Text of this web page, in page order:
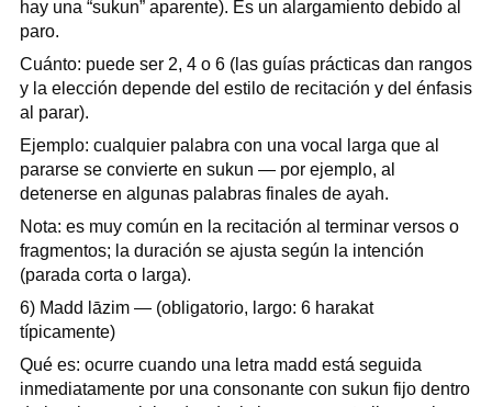
hay una “sukun” aparente). Es un alargamiento debido al
paro.
Cuánto: puede ser 2, 4 o 6 (las guías prácticas dan rangos
y la elección depende del estilo de recitación y del énfasis
al parar).
Ejemplo: cualquier palabra con una vocal larga que al
pararse se convierte en sukun — por ejemplo, al
detenerse en algunas palabras finales de ayah.
Nota: es muy común en la recitación al terminar versos o
fragmentos; la duración se ajusta según la intención
(parada corta o larga).
6) Madd lāzim — (obligatorio, largo: 6 harakat
típicamente)
Qué es: ocurre cuando una letra madd está seguida
inmediatamente por una consonante con sukun fijo dentro